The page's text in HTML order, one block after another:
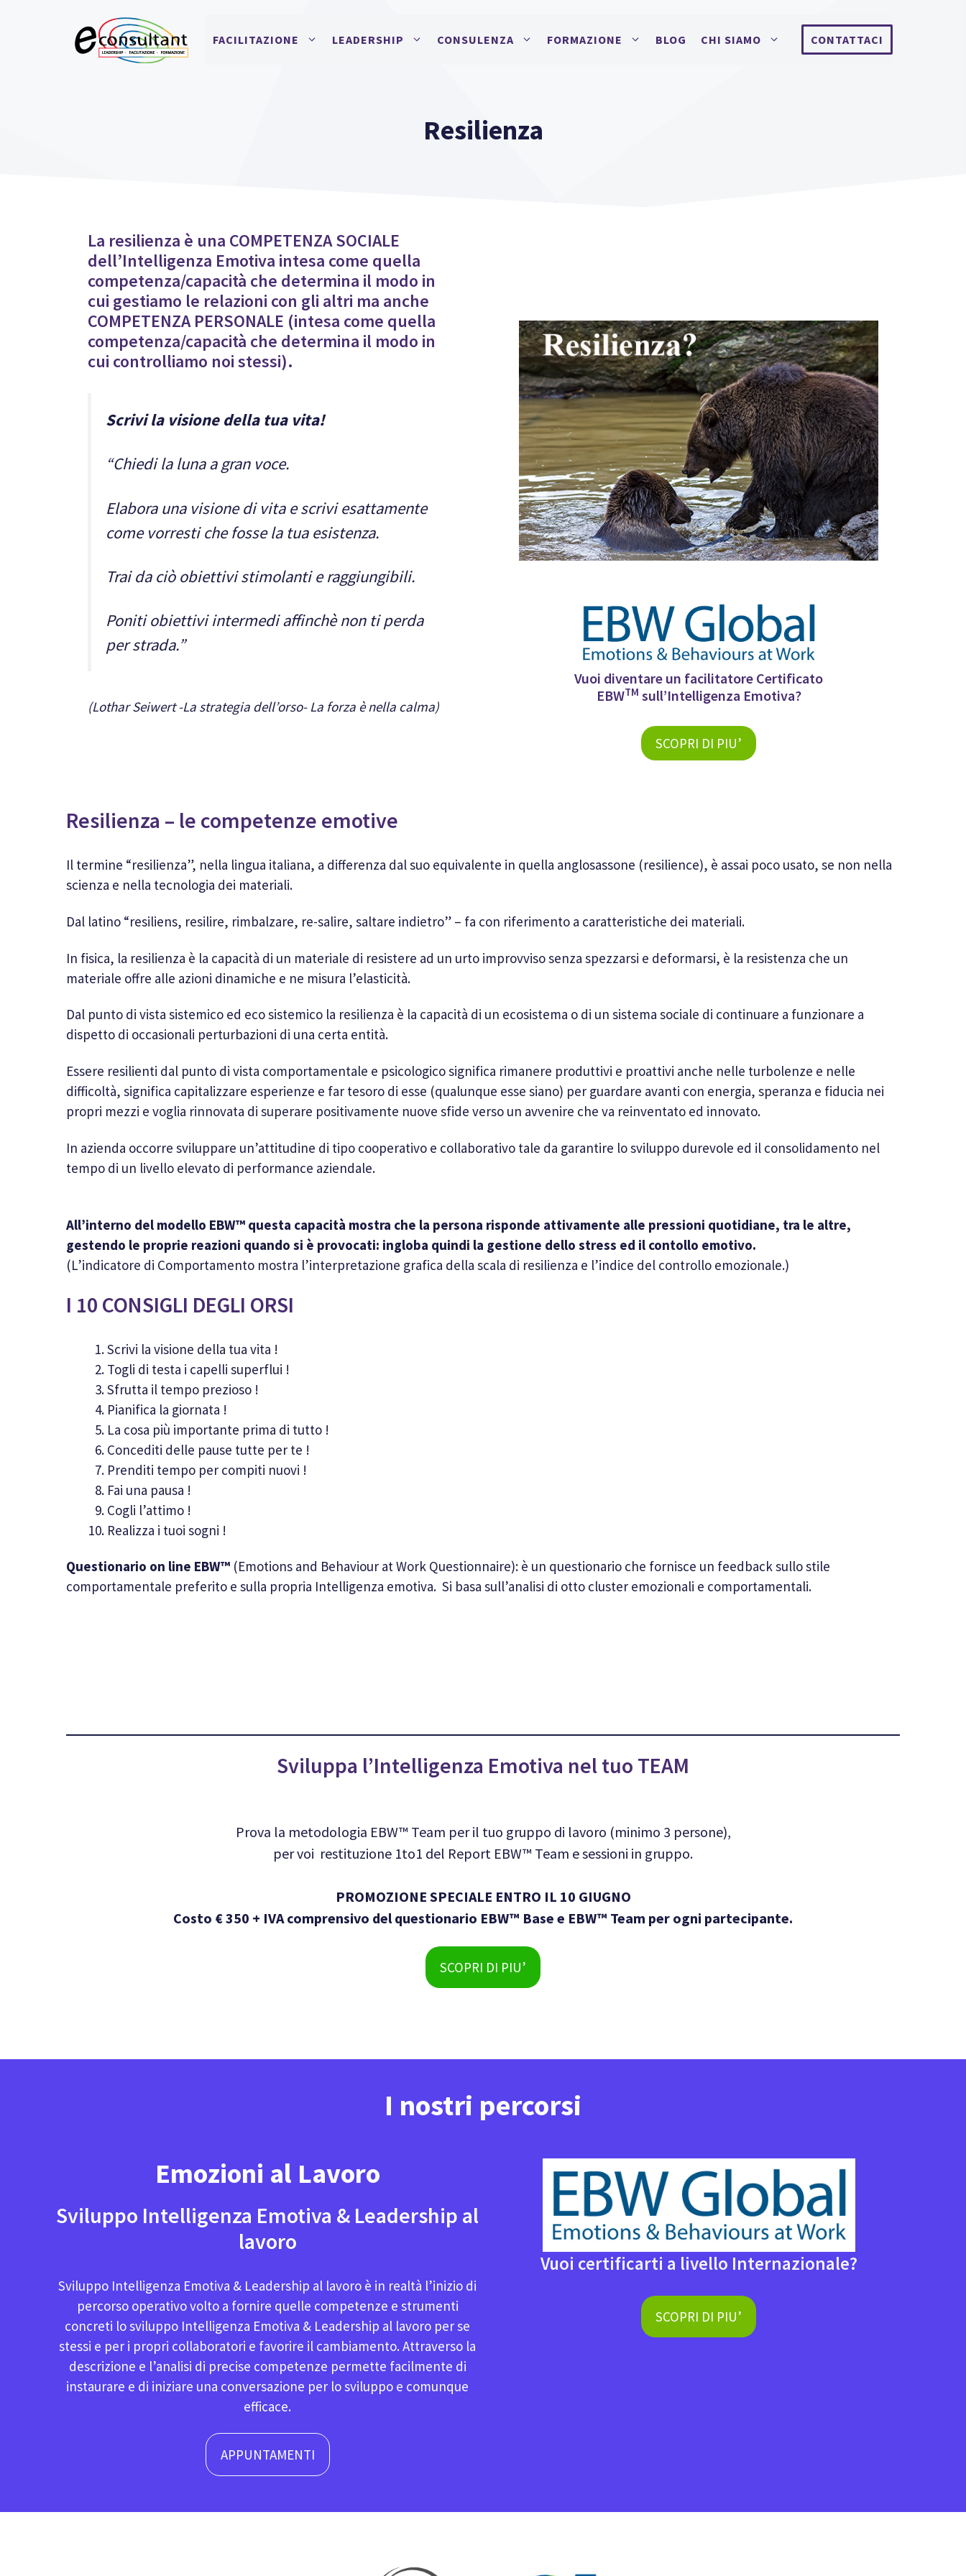
FACILITAZIONE LEADERSHIP CONSULENZA FORMAZIONE BLOG CHI SIAMO CONTATTACI
Resilienza
La resilienza è una COMPETENZA SOCIALE
dell’Intelligenza Emotiva intesa come quella
competenza/capacità che determina il modo in
cui gestiamo le relazioni con gli altri ma anche
COMPETENZA PERSONALE (intesa come quella
competenza/capacità che determina il modo in
cui controlliamo noi stessi).
Scrivi la visione della tua vita!
“Chiedi la luna a gran voce.
Elabora una visione di vita e scrivi esattamente
come vorresti che fosse la tua esistenza.
Trai da ciò obiettivi stimolanti e raggiungibili.
Poniti obiettivi intermedi affinchè non ti perda
per strada.”
(Lothar Seiwert -La strategia dell’orso- La forza è nella calma)
Vuoi diventare un facilitatore Certificato
EBWTM sull’Intelligenza Emotiva?
SCOPRI DI PIU’
Resilienza – le competenze emotive
Il termine “resilienza”, nella lingua italiana, a differenza dal suo equivalente in quella anglosassone (resilience), è assai poco usato, se non nella
scienza e nella tecnologia dei materiali.
Dal latino “resiliens, resilire, rimbalzare, re-salire, saltare indietro” – fa con riferimento a caratteristiche dei materiali.
In fisica, la resilienza è la capacità di un materiale di resistere ad un urto improvviso senza spezzarsi e deformarsi, è la resistenza che un
materiale offre alle azioni dinamiche e ne misura l’elasticità.
Dal punto di vista sistemico ed eco sistemico la resilienza è la capacità di un ecosistema o di un sistema sociale di continuare a funzionare a
dispetto di occasionali perturbazioni di una certa entità.
Essere resilienti dal punto di vista comportamentale e psicologico significa rimanere produttivi e proattivi anche nelle turbolenze e nelle
difficoltà, significa capitalizzare esperienze e far tesoro di esse (qualunque esse siano) per guardare avanti con energia, speranza e fiducia nei
propri mezzi e voglia rinnovata di superare positivamente nuove sfide verso un avvenire che va reinventato ed innovato.
In azienda occorre sviluppare un’attitudine di tipo cooperativo e collaborativo tale da garantire lo sviluppo durevole ed il consolidamento nel
tempo di un livello elevato di performance aziendale.
All’interno del modello EBW™ questa capacità mostra che la persona risponde attivamente alle pressioni quotidiane, tra le altre,
gestendo le proprie reazioni quando si è provocati: ingloba quindi la gestione dello stress ed il contollo emotivo.
(L’indicatore di Comportamento mostra l’interpretazione grafica della scala di resilienza e l’indice del controllo emozionale.)
I 10 CONSIGLI DEGLI ORSI
Scrivi la visione della tua vita !
Togli di testa i capelli superflui !
Sfrutta il tempo prezioso !
Pianifica la giornata !
La cosa più importante prima di tutto !
Concediti delle pause tutte per te !
Prenditi tempo per compiti nuovi !
Fai una pausa !
Cogli l’attimo !
Realizza i tuoi sogni !
Questionario on line EBW™ (Emotions and Behaviour at Work Questionnaire): è un questionario che fornisce un feedback sullo stile
comportamentale preferito e sulla propria Intelligenza emotiva. Si basa sull’analisi di otto cluster emozionali e comportamentali.
Sviluppa l’Intelligenza Emotiva nel tuo TEAM
Prova la metodologia EBW™ Team per il tuo gruppo di lavoro (minimo 3 persone),
per voi restituzione 1to1 del Report EBW™ Team e sessioni in gruppo.
PROMOZIONE SPECIALE ENTRO IL 10 GIUGNO
Costo € 350 + IVA comprensivo del questionario EBW™ Base e EBW™ Team per ogni partecipante.
SCOPRI DI PIU’
I nostri percorsi
Emozioni al Lavoro
Sviluppo Intelligenza Emotiva & Leadership al
lavoro
Sviluppo Intelligenza Emotiva & Leadership al lavoro è in realtà l’inizio di
percorso operativo volto a fornire quelle competenze e strumenti
concreti lo sviluppo Intelligenza Emotiva & Leadership al lavoro per se
stessi e per i propri collaboratori e favorire il cambiamento. Attraverso la
descrizione e l’analisi di precise competenze permette facilmente di
instaurare e di iniziare una conversazione per lo sviluppo e comunque
efficace.
APPUNTAMENTI
Vuoi certificarti a livello Internazionale?
SCOPRI DI PIU’